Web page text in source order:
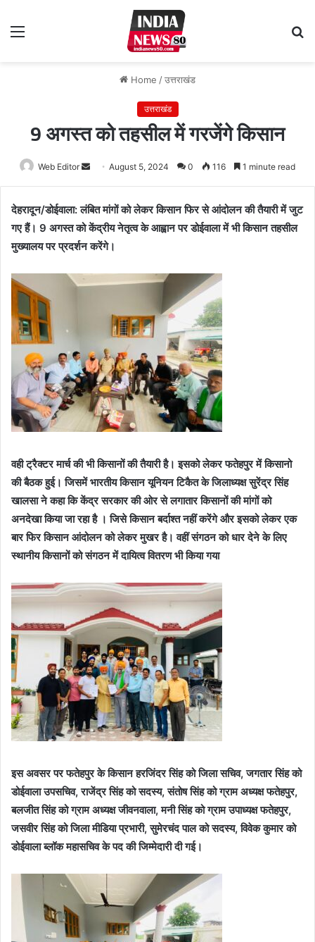
Home /उत्तराखंड
उत्तराखंड
9 अगस्त को तहसील में गरजेंगे किसान
Web Editor
Send
an
August 5, 2024 0 116 1 minute read
देहरादून/डोईवाला: लंबित मांगों को लेकर किसान फिर से आंदोलन की तैयारी में जुट
गए हैं। 9 अगस्त को केंद्रीय नेतृत्व के आह्वान पर डोईवाला में भी किसान तहसील
मुख्यालय पर प्रदर्शन करेंगे।
वही ट्रैक्टर मार्च की भी किसानों की तैयारी है। इसको लेकर फतेहपुर में किसानो
की बैठक हुई। जिसमें भारतीय किसान यूनियन टिकैत के जिलाध्यक्ष सुरेंद्र सिंह
खालसा ने कहा कि केंद्र सरकार की ओर से लगातार किसानों की मांगों को
अनदेखा किया जा रहा है । जिसे किसान बर्दाश्त नहीं करेंगे और इसको लेकर एक
बार फिर किसान आंदोलन को लेकर मुखर है। वहीं संगठन को धार देने के लिए
स्थानीय किसानों को संगठन में दायित्व वितरण भी किया गया
इस अवसर पर फतेहपुर के किसान हरजिंदर सिंह को जिला सचिव, जगतार सिंह को
डोईवाला उपसचिव, राजेंद्र सिंह को सदस्य, संतोष सिंह को ग्राम अध्यक्ष फतेहपुर,
बलजीत सिंह को ग्राम अध्यक्ष जीवनवाला, मनी सिंह को ग्राम उपाध्यक्ष फतेहपुर,
जसवीर सिंह को जिला मीडिया प्रभारी, सुमेरचंद पाल को सदस्य, विवेक कुमार को
डोईवाला ब्लॉक महासचिव के पद की जिम्मेदारी दी गई।